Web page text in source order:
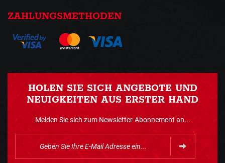
ZAHLUNGSMETHODEN
HOLEN SIE SICH ANGEBOTE UND
NEUIGKEITEN AUS ERSTER HAND
Melden Sie sich zum Newsletter-Abonnement an...